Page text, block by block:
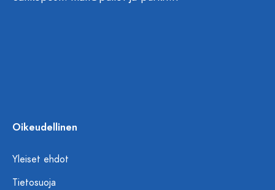
Oikeudellinen
Yleiset ehdot
Tietosuoja